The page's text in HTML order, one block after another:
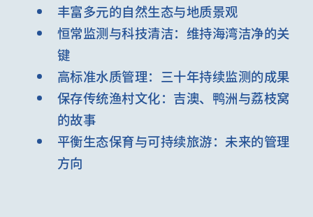
丰富多元的自然生态与地质景观
恒常监测与科技清洁：维持海湾洁净的关
键
高标准水质管理：三十年持续监测的成果
保存传统渔村文化：吉澳、鸭洲与荔枝窝
的故事
平衡生态保育与可持续旅游：未来的管理
方向